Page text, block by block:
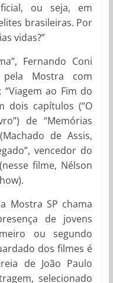
ou seja, em
brasileiras. Por
vidas?”
Fernando Coni
pela Mostra com
ao Fim do
dois capítulos (“O
de “Memórias
de Assis,
vencedor do
filme, Nélson
Mostra SP chama
de jovens
ou segundo
dos filmes é
de João Paulo
selecionado